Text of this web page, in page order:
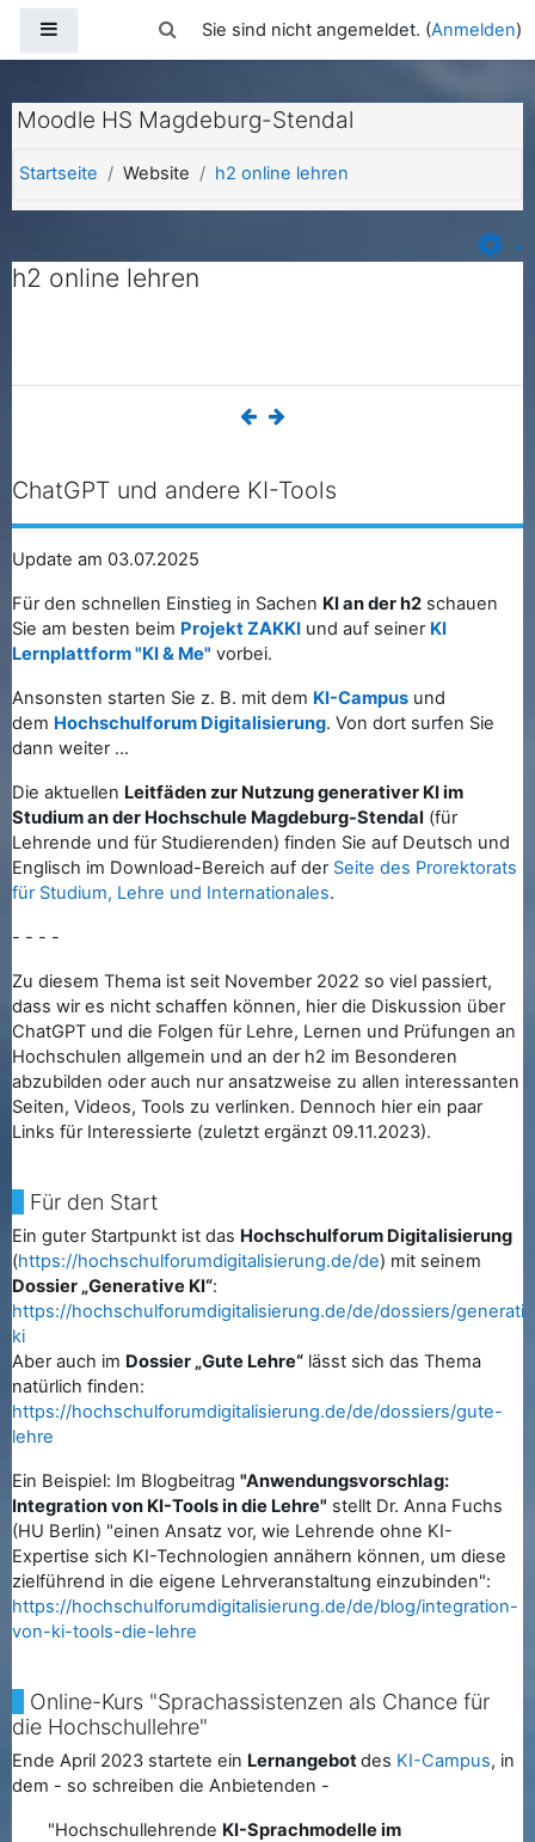
Website-ÜbersichtSucheingabe umschalten
Sie sind nicht angemeldet. (Anmelden)
Moodle HS Magdeburg-Stendal
Startseite Website h2 online lehren
h2 online lehren
ChatGPT und andere KI-Tools
Update am 03.07.2025
Für den schnellen Einstieg in Sachen KI an der h2 schauen
Sie am besten beim Projekt ZAKKI und auf seiner KI
Lernplattform "KI & Me" vorbei.
Ansonsten starten Sie z. B. mit dem KI-Campus und
dem Hochschulforum Digitalisierung. Von dort surfen Sie
dann weiter ...
Die aktuellen Leitfäden zur Nutzung generativer KI im
Studium an der Hochschule Magdeburg-Stendal (für
Lehrende und für Studierenden) finden Sie auf Deutsch und
Englisch im Download-Bereich auf der Seite des Prorektorats
für Studium, Lehre und Internationales.
- - - -
Zu diesem Thema ist seit November 2022 so viel passiert,
dass wir es nicht schaffen können, hier die Diskussion über
ChatGPT und die Folgen für Lehre, Lernen und Prüfungen an
Hochschulen allgemein und an der h2 im Besonderen
abzubilden oder auch nur ansatzweise zu allen interessanten
Seiten, Videos, Tools zu verlinken. Dennoch hier ein paar
Links für Interessierte (zuletzt ergänzt 09.11.2023).
Für den Start
Ein guter Startpunkt ist das Hochschulforum Digitalisierung
(https://hochschulforumdigitalisierung.de/de) mit seinem
Dossier „Generative KI“:
https://hochschulforumdigitalisierung.de/de/dossiers/
ki
Aber auch im Dossier „Gute Lehre“ lässt sich das Thema
natürlich finden:
https://hochschulforumdigitalisierung.de/de/dossiers/gute-
lehre
Ein Beispiel: Im Blogbeitrag "Anwendungsvorschlag:
Integration von KI-Tools in die Lehre" stellt Dr. Anna Fuchs
(HU Berlin) "einen Ansatz vor, wie Lehrende ohne KI-
Expertise sich KI-Technologien annähern können, um diese
zielführend in die eigene Lehrveranstaltung einzubinden":
https://hochschulforumdigitalisierung.de/de/blog/integration-
von-ki-tools-die-lehre
Online-Kurs "Sprachassistenzen als Chance für
die Hochschullehre"
Ende April 2023 startete ein Lernangebotdes KI-Campus, in
dem - so schreiben die Anbietenden -
"Hochschullehrende KI-Sprachmodelle im